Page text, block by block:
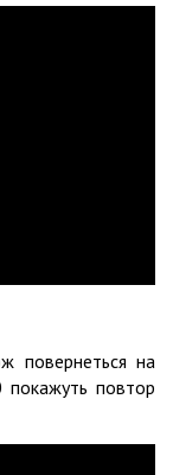
повернеться на
повтор